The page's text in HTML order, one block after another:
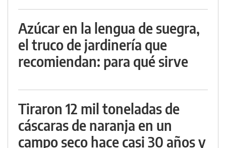
Azúcar en la lengua de suegra,
el truco de jardinería que
recomiendan: para qué sirve
Tiraron 12 mil toneladas de
cáscaras de naranja en un
campo seco hace casi 30 años y